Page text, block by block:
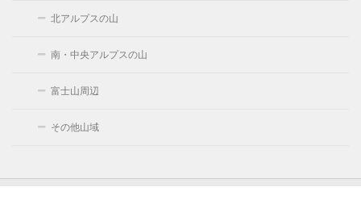
北アルプスの山
南・中央アルプスの山
富士山周辺
その他山域